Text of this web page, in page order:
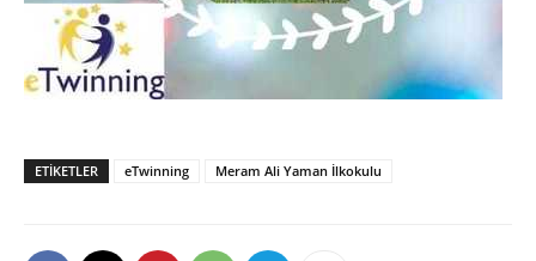
ETIKETLER eTwinning Meram Ali Yaman İlkokulu